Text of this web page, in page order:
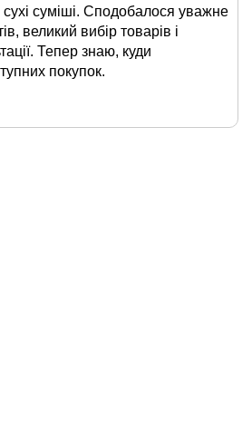
суміші. Сподобалося уважне
великий вибір товарів і
Тепер знаю, куди
покупок.